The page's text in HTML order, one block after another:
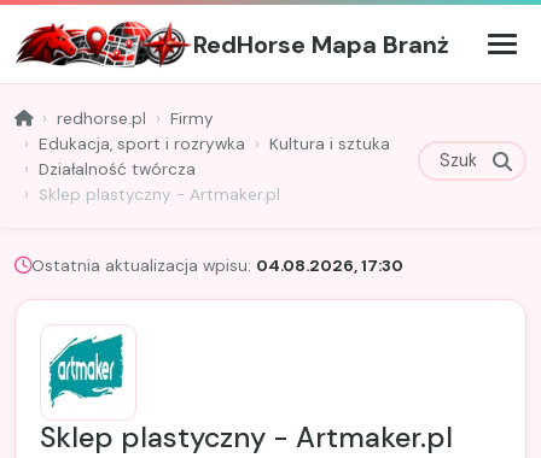
RedHorse Mapa Branż
redhorse.pl
Firmy
Edukacja, sport i rozrywka
Kultura i sztuka
Działalność twórcza
Sklep plastyczny - Artmaker.pl
Ostatnia aktualizacja wpisu: 04.08.2026, 17:30
Sklep plastyczny - Artmaker.pl